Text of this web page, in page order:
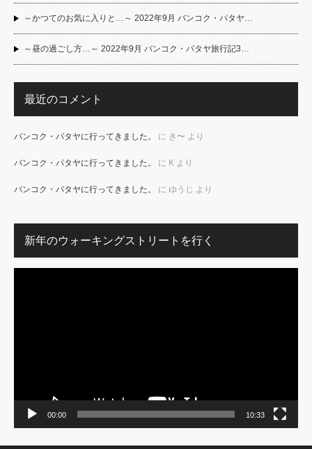
～かつてのお気に入りと…～ 2022年9月 バンコク・パタヤ…
～昼の過ごし方…～ 2022年9月 バンコク・パタヤ旅行記3…
最近のコメント
バンコク・パタヤに行ってきました。 に き〜 より
バンコク・パタヤに行ってきました。 に K より
バンコク・パタヤに行ってきました。 に ゆうじ より
新年のウォーキングストリートを行く
00:00 10:33